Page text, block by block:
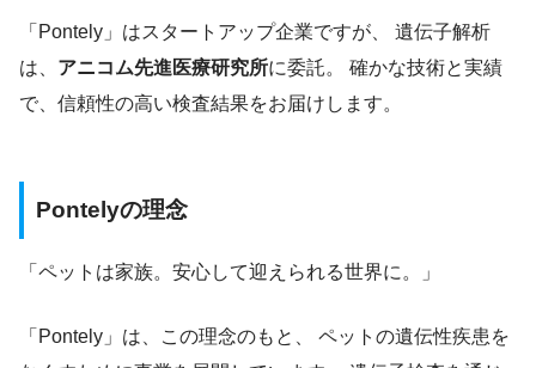
「Pontely」はスタートアップ企業ですが、 遺伝子解析
は、 アニコム先進医療研究所に委託。 確かな技術と実績
で、信頼性の高い検査結果をお届けします。
Pontelyの理念
「ペットは家族。安心して迎えられる世界に。」
「Pontely」は、この理念のもと、 ペットの遺伝性疾患を